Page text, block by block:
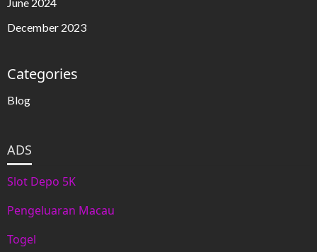
December 2023
Categories
Blog
ADS
Slot Depo 5K
Pengeluaran Macau
Togel